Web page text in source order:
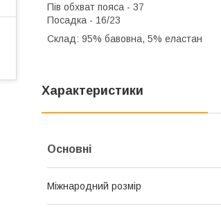
Пів обхват пояса - 37
Посадка - 16/23
Склад: 95% бавовна, 5% еластан
Характеристики
Основні
Міжнародний розмір